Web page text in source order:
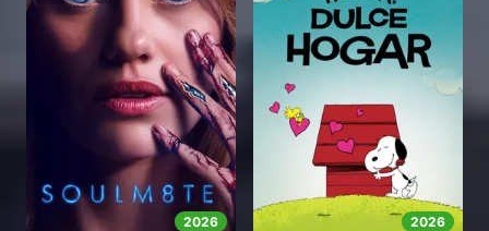
2026 2026